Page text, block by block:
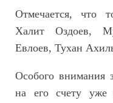
Отмечается, что
Халит Оздоев,
Евлоев, Тухан
Особого внимания
на его счету уже